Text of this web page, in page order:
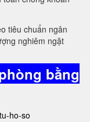
tiêu chuẩn ngân
nghiêm ngặt
bằng
ho-so